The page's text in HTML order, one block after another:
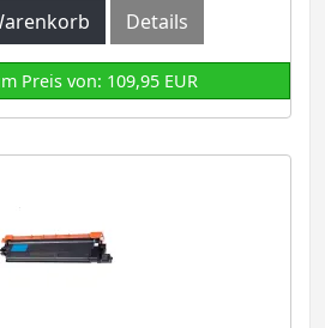
Details
Preis von: 109,95 EUR